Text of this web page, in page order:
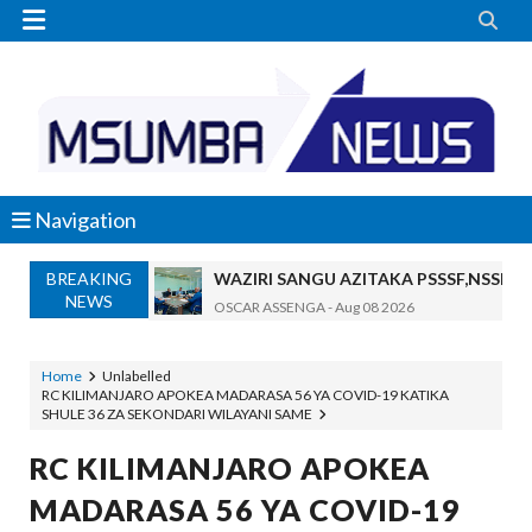
 
Navigation
BREAKING
NEWS
WAZIRI SANGU AZITAKA
OSCAR ASSENGA-Aug 08 2026
RAIS SAMIA AIPONGEZA TADB, MTAJI
Nilishikilia Cheo Kile Kile Kwa Miaka
Zawadi - Aug 08 2026
Niliteswa Na Ndoto Za Kutisha Usiku,
Home
Unlabelled
RC KILIMANJARO APOKEA MADARASA 56 YA COVID-19 KATIKA
SHULE 36 ZA SEKONDARI WILAYANI SAME
RC KILIMANJARO APOKEA
MADARASA 56 YA COVID-19